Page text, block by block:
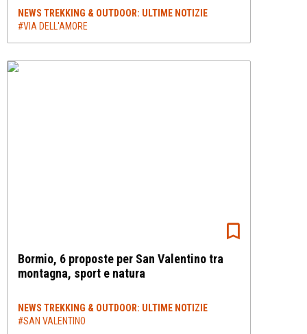
NEWS TREKKING & OUTDOOR: ULTIME NOTIZIE
#VIA DELL'AMORE
Bormio, 6 proposte per San Valentino tra
montagna, sport e natura
NEWS TREKKING & OUTDOOR: ULTIME NOTIZIE
#SAN VALENTINO